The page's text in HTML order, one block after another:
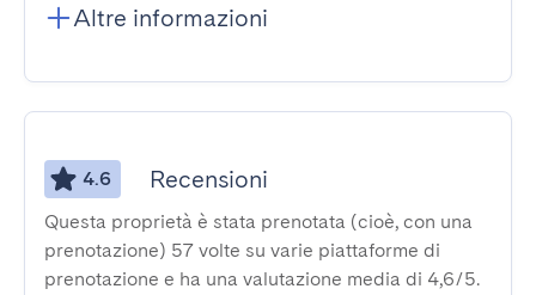
Altre informazioni
4.6 Recensioni
Questa proprietà è stata prenotata (cioè, con una
prenotazione) 57 volte su varie piattaforme di
prenotazione e ha una valutazione media di 4,6/5.